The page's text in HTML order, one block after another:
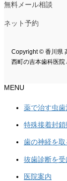
無料メール相談
ネット予約
Copyright © 香川県
西町の吉本歯科医
MENU
薬で治す虫歯
特殊接着封鎖
歯の神経を
抜歯診断を
医院案内